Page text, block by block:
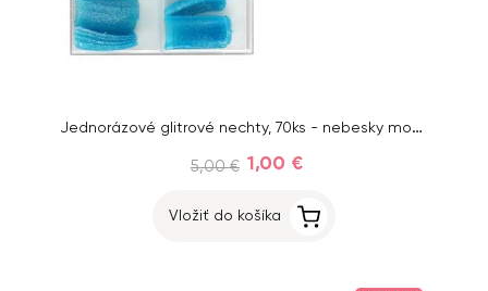
Jednorázové glitrové nechty, 70ks - nebesky modré
5,00 € 1,00 €
Vložiť do košíka